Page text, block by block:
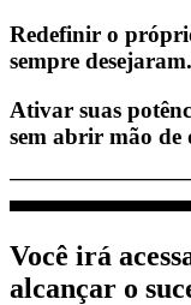
Redefinir o
sempre desejaram.
Ativar suas
sem abrir mão de
Você irá
alcançar o